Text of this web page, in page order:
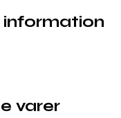
information
varer